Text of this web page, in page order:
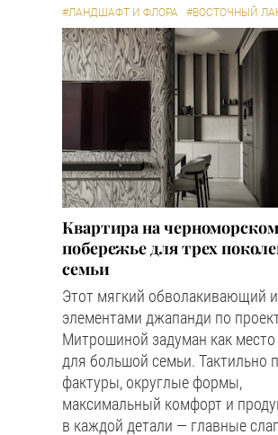
#ЛАНДШАФТ И ФЛОРА #ВОСТОЧНЫЙ
Квартира на черноморском
побережье для трех
семьи
Этот мягкий обволакивающий
элементами джапанди по
Митрошиной задуман как
для большой семьи. Тактильно
фактуры, округлые формы,
максимальный комфорт и
в каждой детали — главные